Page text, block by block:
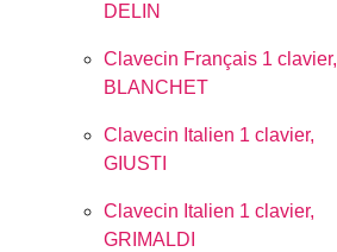
DELIN
Clavecin Français 1 clavier,
BLANCHET
Clavecin Italien 1 clavier,
GIUSTI
Clavecin Italien 1 clavier,
GRIMALDI